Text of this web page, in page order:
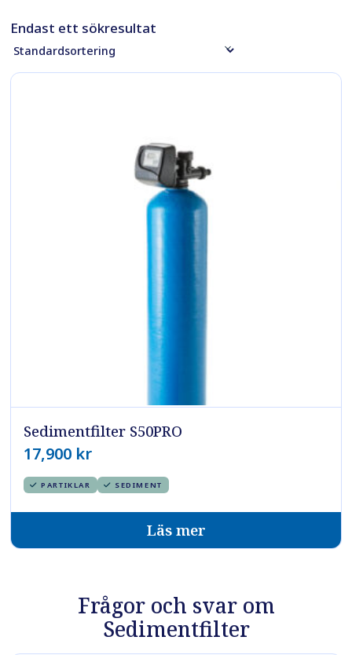
Endast ett sökresultat
Sedimentfilter S50PRO
17,900 kr
PARTIKLAR SEDIMENT
Läs mer
Frågor och svar om
Sedimentfilter